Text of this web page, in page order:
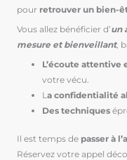
pour retrouver un bien-
Vous allez bénéficier d’un
mesure et bienveillant,
L’écoute attentive
votre vécu.
L a confidentialité
Des techniques
Il est temps de passer à
Réservez votre appel